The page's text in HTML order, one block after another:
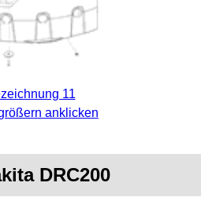
11
anklicken
DRC200